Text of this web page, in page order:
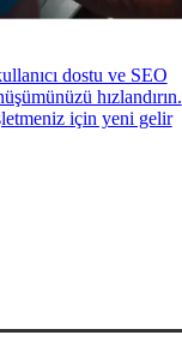
dostu ve SEO
hızlandırın.
için yeni gelir